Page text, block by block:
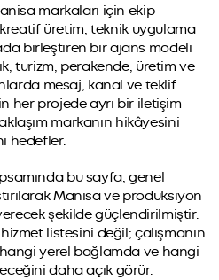
markaları için ekip
üretim, teknik uygulama
birleştiren bir ajans modeli
turizm, perakende, üretim ve
mesaj, kanal ve teklif
her projede ayrı bir iletişim
markanın hikâyesini
hedefler.
bu sayfa, genel
Manisa ve prodüksiyon
şekilde güçlendirilmiştir.
listesini değil; çalışmanın
yerel bağlamda ve hangi
daha açık görür.